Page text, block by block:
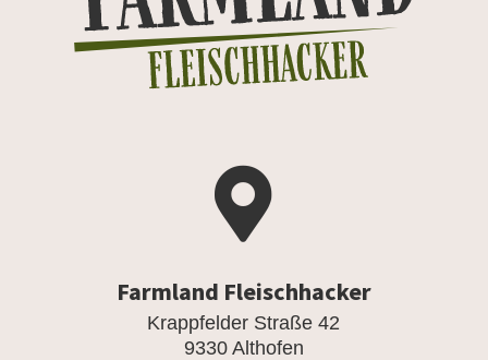

Farmland Fleischhacker
Krappfelder Straße 42
9330 Althofen